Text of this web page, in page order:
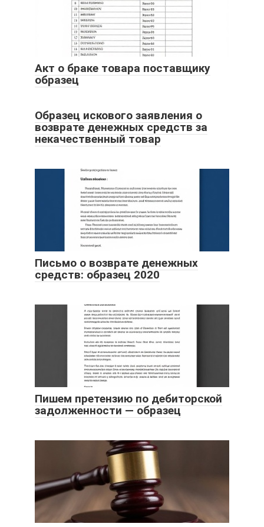
Акт о браке товара поставщику
образец
Образец искового заявления о
возврате денежных средств за
некачественный товар
Письмо о возврате денежных
средств: образец 2020
Пишем претензию по дебиторской
задолженности — образец